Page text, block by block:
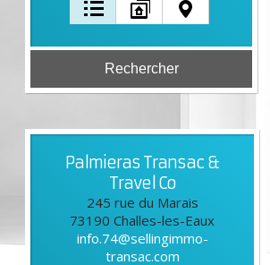
Palmieras Transac &
Travel Co
245 rue du Marais
73190 Challes-les-Eaux
info.74@sellingimmo-
transac.com